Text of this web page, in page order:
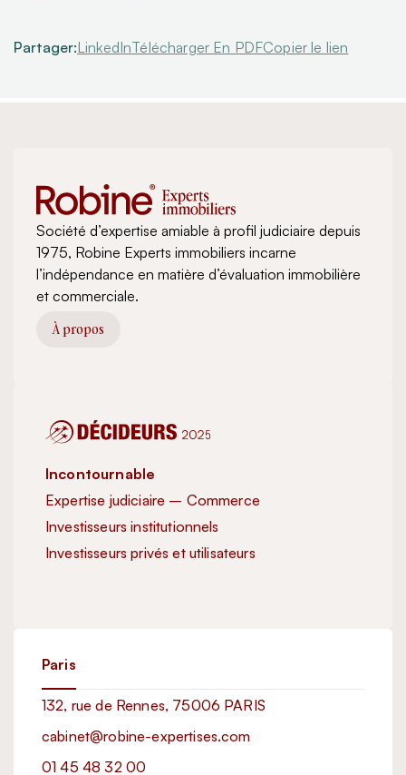
Partager:LinkedInTélécharger En PDFCopier le lien
Société d’expertise amiable à profil judiciaire depuis
1975, Robine Experts immobiliers incarne
l’indépendance en matière d’évaluation immobilière
et commerciale.
À propos
Incontournable
Expertise judiciaire – Commerce
Investisseurs institutionnels
Investisseurs privés et utilisateurs
Paris
132, rue de Rennes, 75006 PARIS
cabinet@robine-expertises.com
01 45 48 32 00